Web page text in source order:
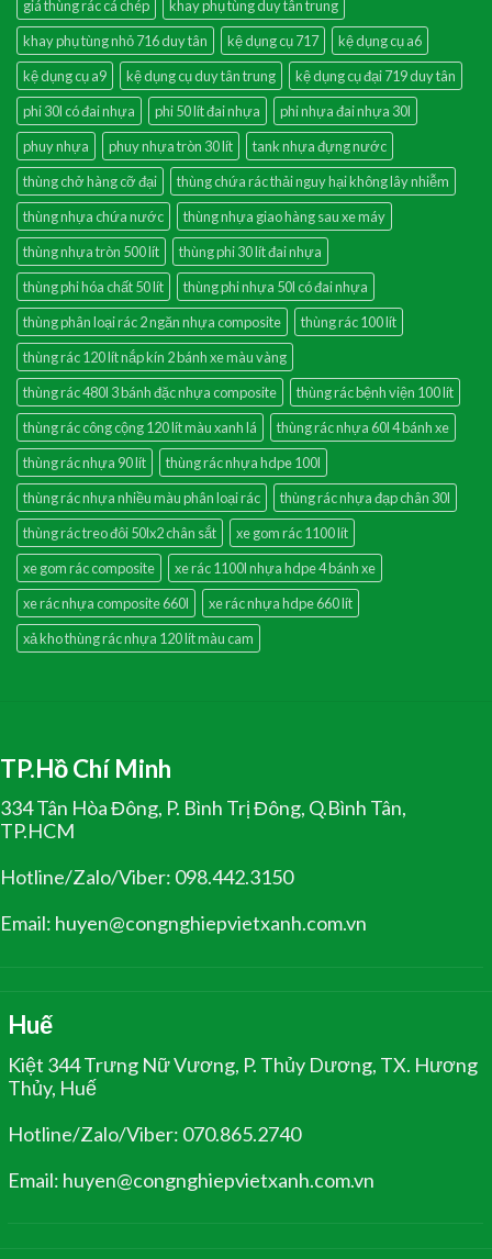
giá thùng rác cá chép
khay phụ tùng duy tân trung
khay phụ tùng nhỏ 716 duy tân
kệ dụng cụ 717
kệ dụng cụ a6
kệ dụng cụ a9
kệ dụng cụ duy tân trung
kệ dụng cụ đại 719 duy tân
phi 30l có đai nhựa
phi 50 lít đai nhựa
phi nhựa đai nhựa 30l
phuy nhựa
phuy nhựa tròn 30 lít
tank nhựa đựng nước
thùng chở hàng cỡ đại
thùng chứa rác thải nguy hại không lây nhiễm
thùng nhựa chứa nước
thùng nhựa giao hàng sau xe máy
thùng nhựa tròn 500 lít
thùng phi 30 lít đai nhựa
thùng phi hóa chất 50 lít
thùng phi nhựa 50l có đai nhựa
thùng phân loại rác 2 ngăn nhựa composite
thùng rác 100 lít
thùng rác 120 lít nắp kín 2 bánh xe màu vàng
thùng rác 480l 3 bánh đặc nhựa composite
thùng rác bệnh viện 100 lít
thùng rác công cộng 120 lít màu xanh lá
thùng rác nhựa 60l 4 bánh xe
thùng rác nhựa 90 lít
thùng rác nhựa hdpe 100l
thùng rác nhựa nhiều màu phân loại rác
thùng rác nhựa đạp chân 30l
thùng rác treo đôi 50lx2 chân sắt
xe gom rác 1100 lít
xe gom rác composite
xe rác 1100l nhựa hdpe 4 bánh xe
xe rác nhựa composite 660l
xe rác nhựa hdpe 660 lít
xả kho thùng rác nhựa 120 lít màu cam
TP.Hồ Chí Minh
334 Tân Hòa Đông, P. Bình Trị Đông, Q.Bình Tân,
TP.HCM
Hotline/Zalo/Viber: 098.442.3150
Email: huyen@congnghiepvietxanh.com.vn
Huế
Kiệt 344 Trưng Nữ Vương, P. Thủy Dương, TX. Hương
Thủy, Huế
Hotline/Zalo/Viber: 070.865.2740
Email: huyen@congnghiepvietxanh.com.vn